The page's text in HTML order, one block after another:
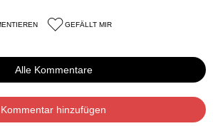
GEFÄLLT MIR
Alle Kommentare
Kommentar hinzufügen